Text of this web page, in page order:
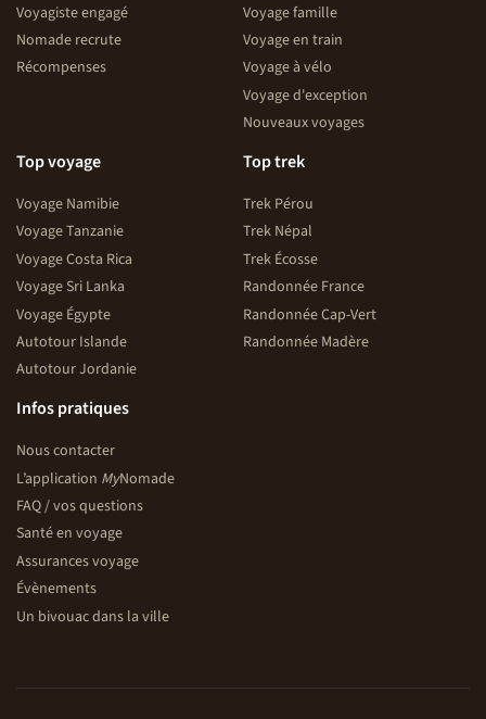
Voyagiste engagé
Nomade recrute
Récompenses
Voyage famille
Voyage en train
Voyage à vélo
Voyage d'exception
Nouveaux voyages
Top voyage
Voyage Namibie
Voyage Tanzanie
Voyage Costa Rica
Voyage Sri Lanka
Voyage Égypte
Autotour Islande
Autotour Jordanie
Top trek
Trek Pérou
Trek Népal
Trek Écosse
Randonnée France
Randonnée Cap-Vert
Randonnée Madère
Infos pratiques
Nous contacter
L’application MyNomade
FAQ / vos questions
Santé en voyage
Assurances voyage
Évènements
Un bivouac dans la ville